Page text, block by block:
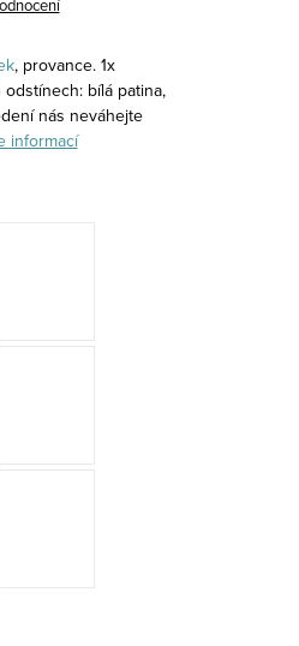
, provance. 1x
bílá patina,
nás neváhejte
informací